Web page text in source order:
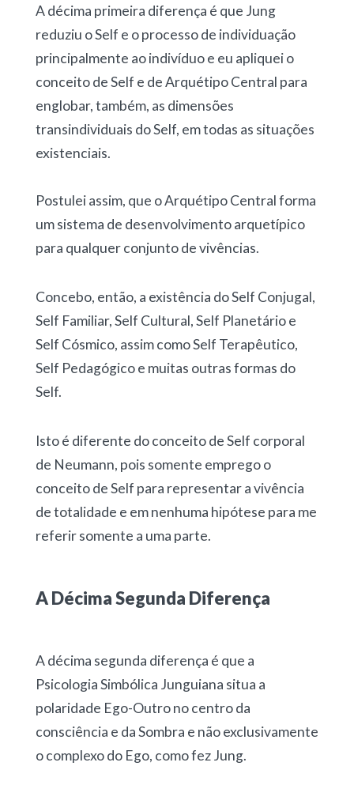
A décima primeira diferença é que Jung
reduziu o Self e o processo de individuação
principalmente ao indivíduo e eu apliquei o
conceito de Self e de Arquétipo Central para
englobar, também, as dimensões
transindividuais do Self, em todas as situações
existenciais.
Postulei assim, que o Arquétipo Central forma
um sistema de desenvolvimento arquetípico
para qualquer conjunto de vivências.
Concebo, então, a existência do Self Conjugal,
Self Familiar, Self Cultural, Self Planetário e
Self Cósmico, assim como Self Terapêutico,
Self Pedagógico e muitas outras formas do
Self.
Isto é diferente do conceito de Self corporal
de Neumann, pois somente emprego o
conceito de Self para representar a vivência
de totalidade e em nenhuma hipótese para me
referir somente a uma parte.
A Décima Segunda Diferença
A décima segunda diferença é que a
Psicologia Simbólica Junguiana situa a
polaridade Ego-Outro no centro da
consciência e da Sombra e não exclusivamente
o complexo do Ego, como fez Jung.